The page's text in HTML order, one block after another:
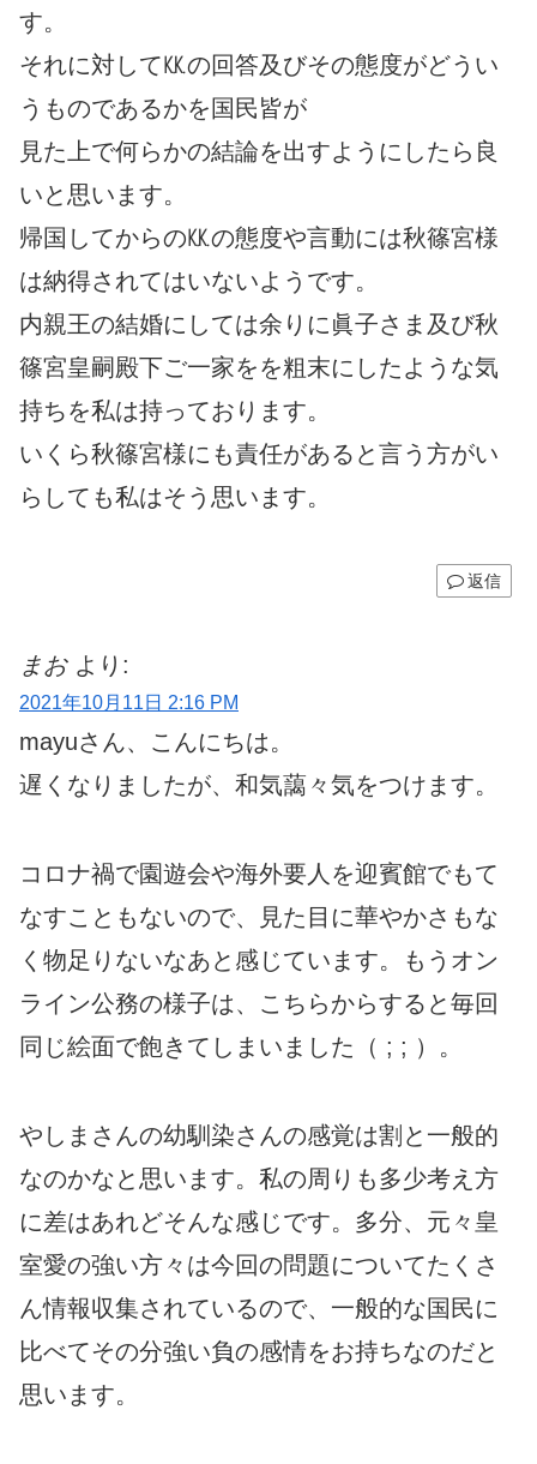
す。
それに対して㏍の回答及びその態度がどうい
うものであるかを国民皆が
見た上で何らかの結論を出すようにしたら良
いと思います。
帰国してからの㏍の態度や言動には秋篠宮様
は納得されてはいないようです。
内親王の結婚にしては余りに眞子さま及び秋
篠宮皇嗣殿下ご一家をを粗末にしたような気
持ちを私は持っております。
いくら秋篠宮様にも責任があると言う方がい
らしても私はそう思います。
返信
まお より:
2021年10月11日 2:16 PM
mayuさん、こんにちは。
遅くなりましたが、和気藹々気をつけます。
コロナ禍で園遊会や海外要人を迎賓館でもて
なすこともないので、見た目に華やかさもな
く物足りないなあと感じています。もうオン
ライン公務の様子は、こちらからすると毎回
同じ絵面で飽きてしまいました（ ; ; ）。
やしまさんの幼馴染さんの感覚は割と一般的
なのかなと思います。私の周りも多少考え方
に差はあれどそんな感じです。多分、元々皇
室愛の強い方々は今回の問題についてたくさ
ん情報収集されているので、一般的な国民に
比べてその分強い負の感情をお持ちなのだと
思います。